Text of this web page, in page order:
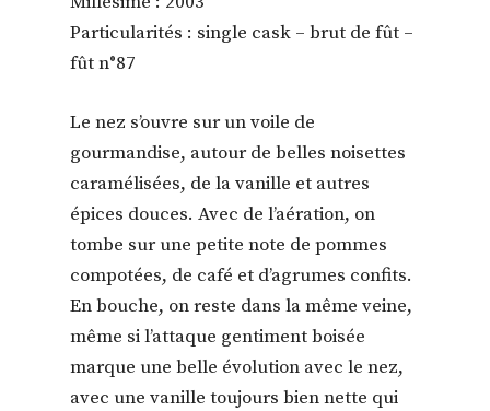
Particularités : single cask – brut de fût –
fût n°87
Le nez s’ouvre sur un voile de
gourmandise, autour de belles noisettes
caramélisées, de la vanille et autres
épices douces. Avec de l’aération, on
tombe sur une petite note de pommes
compotées, de café et d’agrumes confits.
En bouche, on reste dans la même veine,
même si l’attaque gentiment boisée
marque une belle évolution avec le nez,
avec une vanille toujours bien nette qui